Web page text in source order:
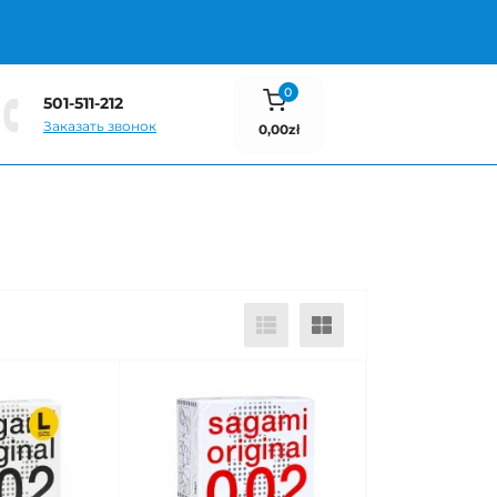
501-511-212
Заказать звонок
0
0,00zł